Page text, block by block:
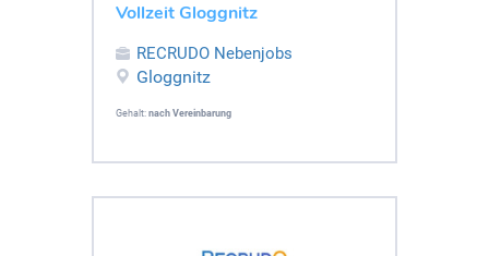
Vollzeit Gloggnitz
RECRUDO Nebenjobs
Gloggnitz
Gehalt: nach Vereinbarung